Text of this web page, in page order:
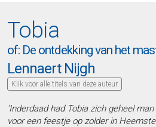
Tobia
of: De ontdekking van het
Lennaert Nijgh
Klik voor alle titels van deze auteur
‘Inderdaad had Tobia zich geheel
voor een feestje op zolder in